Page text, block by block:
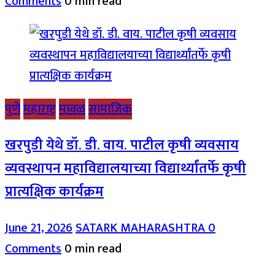
पुणेमहाराष्ट्रमावळसामाजिक
खरपुडी येथे डॉ. डी. वाय. पाटील कृषी व्यवसाय
व्यवस्थापन महाविद्यालयाच्या विद्यार्थ्यांतर्फे कृषी
प्रात्यक्षिक कार्यक्रम
June 21, 2026SATARK MAHARASHTRA0
Comments0 min read